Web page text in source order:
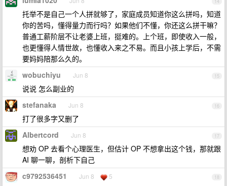
托举不是自己一个人拼就够了，家庭成员知道你这么拼吗，知道
你的苦吗，懂得量力而行吗？如果他们不懂，你还这么拼干嘛？
普通工薪阶层不让老婆上班，挺难的。上个班，即使收入一般，
也更懂得人情世故，也懂收入来之不易。而且小孩上学后，不需
要妈妈陪那么久的。
15
wobuchiyu Jun 8
说说 怎么副业的
16
stefanaka Jun 8
打了很多字又删了
17
Albertcord Jun 8
想劝 OP 去看个心理医生，但估计 OP 不想拿出这个钱，那就跟
AI 聊一聊，剖析下自己
18
c9792536451 Jun 8 5